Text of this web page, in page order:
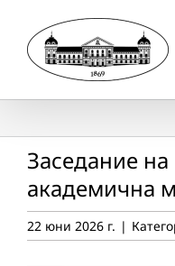
content
Заседание
академична
22 юни 2026 г. |